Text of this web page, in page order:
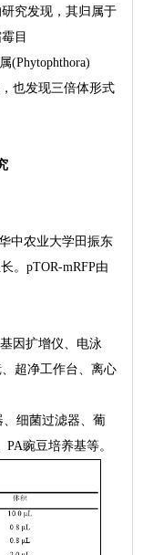
究发现，其归属于
目
(Phytophthora)
也发现三倍体形式
中农业大学田振东
。pTOR-mRFP由
因扩增仪、电泳
超净工作台、离心
细菌过滤器、葡
豌豆培养基等。